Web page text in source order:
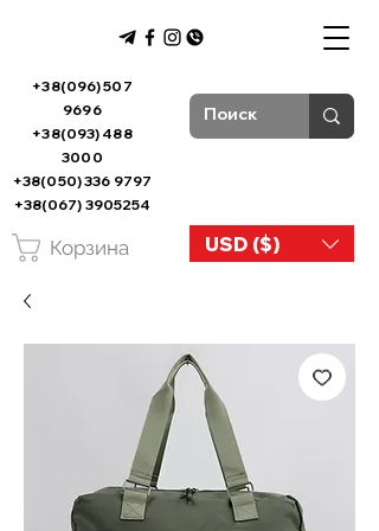
+38(096) 507
9696
+38(093) 488
3000
+38(050) 336 9797
+38(067) 3905254
USD ($)
Корзина